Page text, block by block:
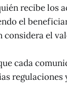
recibe los
el
el
cada
regulaciones